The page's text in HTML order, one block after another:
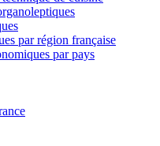
par région française
par pays